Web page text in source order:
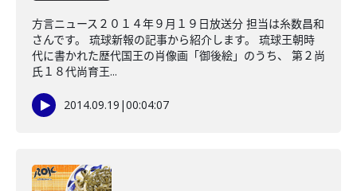
方言ニュース２０１４年９月１９日放送分 担当は糸数昌和
さんです。 琉球新報の記事から紹介します。 琉球王朝時
代に書かれた歴代国王の肖像画「御後絵」のうち、 第２尚
氏１８代尚育王...
2014.09.19 |00:04:07